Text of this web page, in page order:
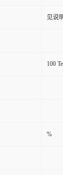
见说
100
%